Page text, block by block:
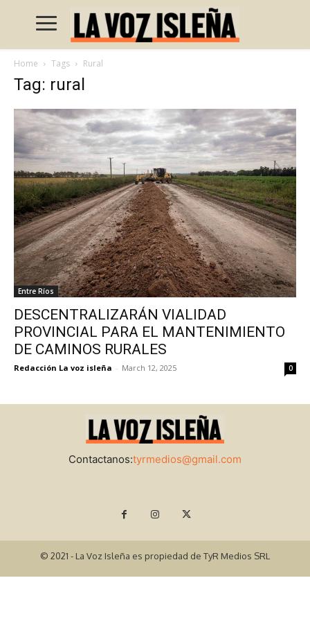
Home Tags Rural
Tag: rural
Entre Ríos
DESCENTRALIZARÁN VIALIDAD
PROVINCIAL PARA EL MANTENIMIENTO
DE CAMINOS RURALES
Redacción La voz isleña - March 12, 2025 0
Contactanos:tyrmedios@gmail.com
© 2021 - La Voz Isleña es propiedad de TyR Medios SRL